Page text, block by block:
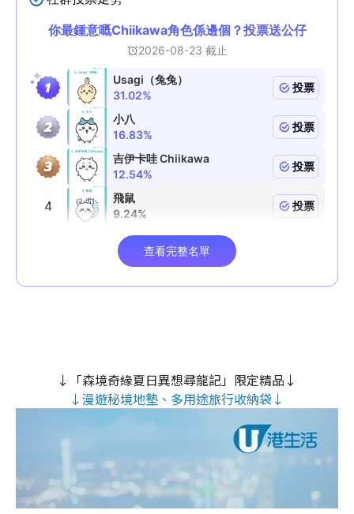
↓「森境奇緣夏日異想尋龍記」限定精品↓
↓漫遊秘境地墊、多用途旅行收納袋↓